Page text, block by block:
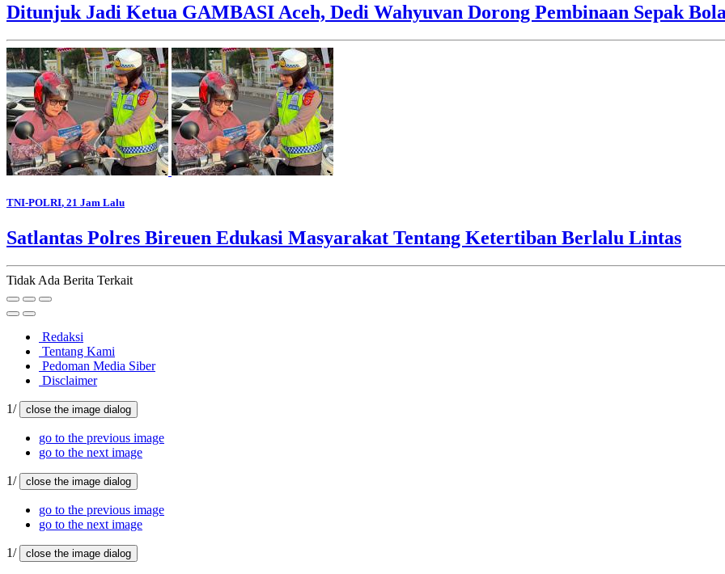
Ditunjuk Jadi Ketua GAMBASI Aceh, Dedi Wahyuvan Dorong Pembinaan Sepak
TNI-POLRI, 21 Jam Lalu
Satlantas Polres Bireuen Edukasi Masyarakat Tentang Ketertiban Berlalu Lintas
Tidak Ada Berita Terkait
Redaksi
Tentang Kami
Pedoman Media Siber
Disclaimer
1/ close the image dialog
go to the previous image
go to the next image
1/ close the image dialog
go to the previous image
go to the next image
1/ close the image dialog